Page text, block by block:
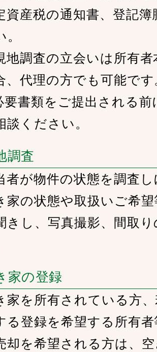
資産税の通知書、登記
。
地調査の立会いは所有
、代理の方でも可能です
書類をご提出される前
談ください。
調査
者が物件の状態を調査
家の状態や取扱いご希
きし、写真撮影、間取
家の登録
家を所有されている方
る登録を希望する所有
却を希望される方は、